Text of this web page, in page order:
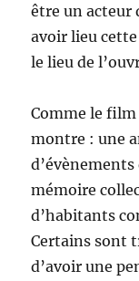
être un acteur
avoir lieu cette
le lieu de
Comme le
montre : une
mémoire
d’habitants
Certains sont
d’avoir une